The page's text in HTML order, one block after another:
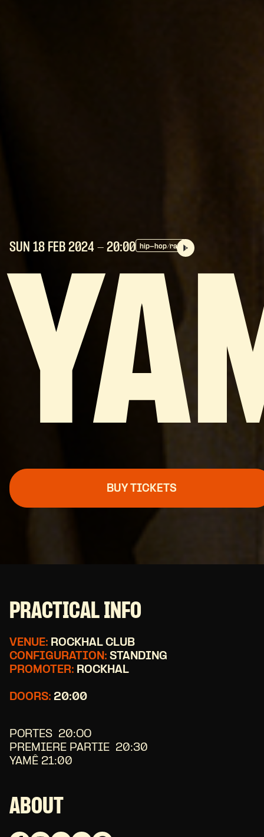
SUN 18 FEB 2024 - 20:00 hip-hop/rap
BUY TICKETS
PRACTICAL INFO
VENUE: ROCKHAL CLUB
CONFIGURATION: STANDING
PROMOTER: ROCKHAL
DOORS: 20:00
PORTES 20:OO
PREMIERE PARTIE 20:30
YAMÊ 21:00
ABOUT